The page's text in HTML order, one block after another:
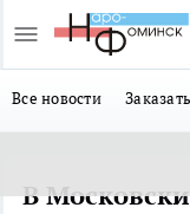
Все новости
В